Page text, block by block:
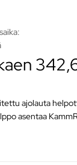
ajolauta
asentaa